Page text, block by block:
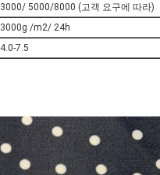
3000/ 5000/8000 (고객 요구에 따라)
3000g /m2/ 24h
4.0-7.5